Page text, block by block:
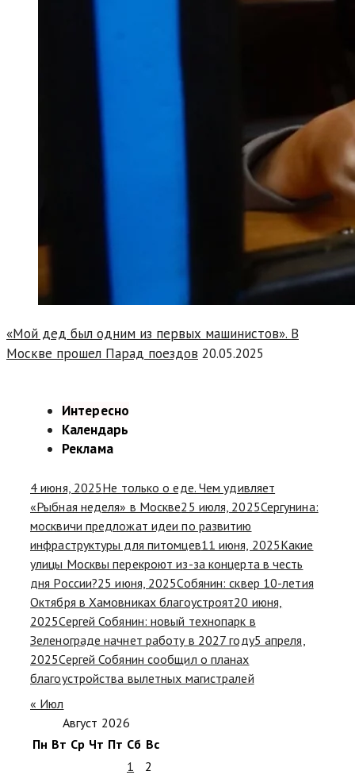
«Мой дед был одним из первых машинистов». В
Москве прошел Парад поездов 20.05.2025
Интересно
Календарь
Реклама
4 июня, 2025Не только о еде. Чем удивляет
«Рыбная неделя» в Москве25 июля, 2025Сергунина:
москвичи предложат идеи по развитию
инфраструктуры для питомцев11 июня, 2025Какие
улицы Москвы перекроют из-за концерта в честь
дня России?25 июня, 2025Собянин: сквер 10-летия
Октября в Хамовниках благоустроят20 июня,
2025Сергей Собянин: новый технопарк в
Зеленограде начнет работу в 2027 году5 апреля,
2025Сергей Собянин сообщил о планах
благоустройства вылетных магистралей
« Июл
Август 2026
Пн Вт Ср Чт Пт Сб Вс
1
2